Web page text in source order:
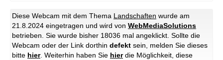
Diese Webcam mit dem Thema Landschaften wurde am
21.8.2024 eingetragen und wird von WebMediaSolutions
betrieben. Sie wurde bisher 18036 mal angeklickt. Sollte die
Webcam oder der Link dorthin defekt sein, melden Sie dieses
bitte hier. Weiterhin haben Sie hierdie Möglichkeit, diese